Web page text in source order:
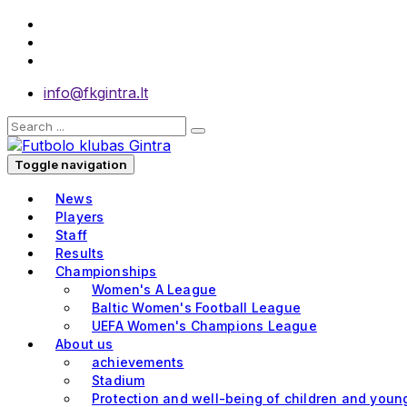
info@fkgintra.lt
Toggle navigation
News
Players
Staff
Results
Championships
Women's A League
Baltic Women's Football League
UEFA Women's Champions League
About us
achievements
Stadium
Protection and well-being of children and